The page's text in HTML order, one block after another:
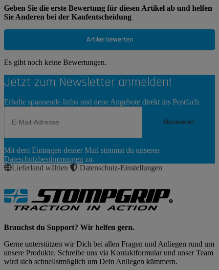
Geben Sie die erste Bewertung für diesen Artikel ab und helfen
Sie Anderen bei der Kaufentscheidung
Artikel bewerten
Es gibt noch keine Bewertungen.
Jetzt zum Newsletter anmelden!
Erhalte spannende Infos und neue Angebote direkt ins Postfach
Abonnieren
Abonnieren
Mit dem Eintragen deiner Mail stimmst du unseren
Dateschutzbestimmungen zu.
Lieferland wählen
Datenschutz-Einstellungen
Brauchst du Support? Wir helfen gern.
Gerne unterstützen wir Dich bei allen Fragen und Anliegen rund um
unsere Produkte. Schreibe uns via Kontaktformular und unser Team
wird sich schnellstmöglich um Dein Anliegen kümmern.